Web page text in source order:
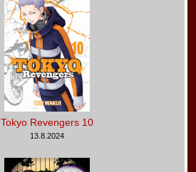
Tokyo Revengers 10
13.8.2024